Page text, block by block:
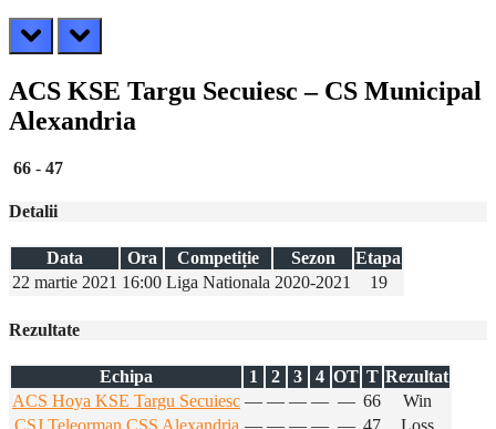
prev next
ACS KSE Targu Secuiesc – CS Municipal
Alexandria
66 - 47
Detalii
Data Ora Competiție Sezon
Etapa
22 martie 2021 16:00 Liga Nationala 2020-2021 19
Rezultate
Echipa 1 2 3 4 OT T Rezultat
ACS Hoya KSE Targu Secuiesc — — — — — 66
Win
CSJ Teleorman CSS Alexandria — — — — — 47 Loss